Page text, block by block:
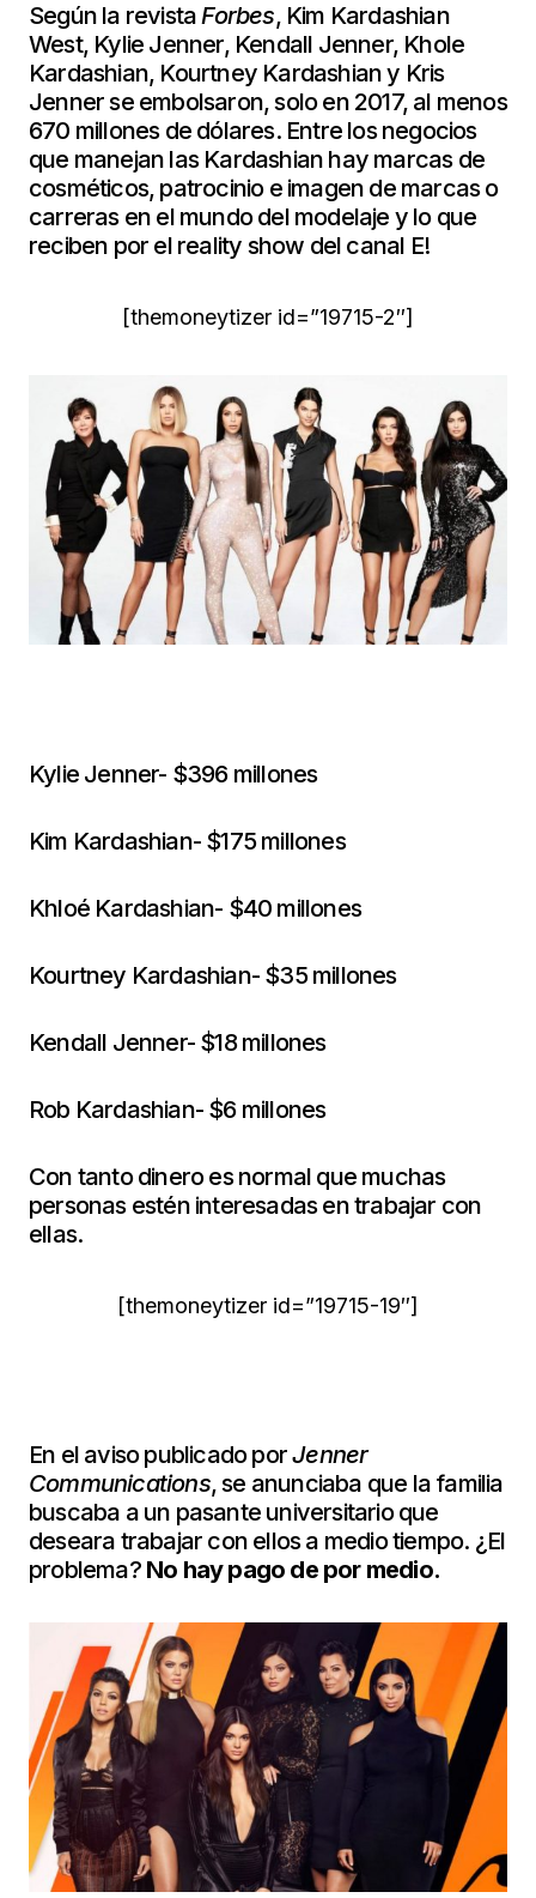
Según la revistaForbes, Kim Kardashian
West, Kylie Jenner, Kendall Jenner, Khole
Kardashian, Kourtney Kardashian y Kris
Jenner se embolsaron, solo en 2017, al menos
670 millones de dólares. Entre los negocios
que manejan las Kardashian hay marcas de
cosméticos, patrocinio e imagen de marcas o
carreras en el mundo del modelaje y lo que
reciben por el reality show del canal E!
[themoneytizer id=”19715-2″]
Kylie Jenner- $396 millones
Kim Kardashian- $175 millones
Khloé Kardashian- $40 millones
Kourtney Kardashian- $35 millones
Kendall Jenner- $18 millones
Rob Kardashian- $6 millones
Con tanto dinero es normal que muchas
personas estén interesadas en trabajar con
ellas.
[themoneytizer id=”19715-19″]
En el aviso publicado porJenner
Communications, se anunciaba que la familia
buscaba a un pasante universitario que
deseara trabajar con ellos a medio tiempo. ¿El
problema? No hay pago de por medio.